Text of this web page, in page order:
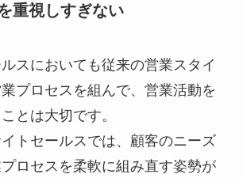
重視しすぎない
スにおいても従来の営業スタイ
プロセスを組んで、営業活動を
とは大切です。
トセールスでは、顧客のニーズ
ロセスを柔軟に組み直す姿勢が